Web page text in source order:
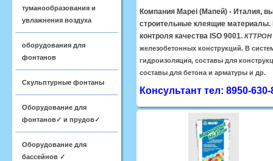
туманообразования и
увлажнения воздуха
оборудования для
фонтанов
Скульптурные фонтаны
Оборудование для
фонтанов✓ и прудов✓
Оборудование для
бассейнов ✓
Компания Mapei (Мапей) - Италия,
строительные клеящие материалы.
контроля качества ISO 9001.КТТРОН
железобетонных конструкций. В
гидроизоляция, составы для
составы для бетона и арматуры и др.
Консультант тел: 8950-